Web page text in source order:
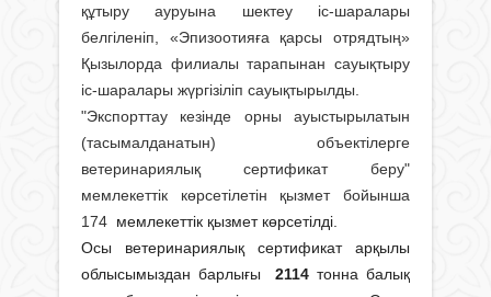
құтыру ауруына шектеу іс-шаралары
белгіленіп, «Эпизоотияға қарсы отрядтың»
Қызылорда филиалы тарапынан сауықтыру
іс-шаралары жүргізіліп сауықтырылды.
"Экспорттау кезінде орны ауыстырылатын
(тасымалданатын) объектілерге
ветеринариялық сертификат беру"
мемлекеттік көрсетілетін қызмет бойынша
174 мемлекеттік қызмет көрсетілді.
Осы ветеринариялық сертификат арқылы
облысымыздан барлығы2114тонна балық